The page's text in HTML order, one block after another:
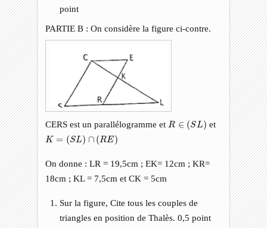
point
PARTIE B : On considère la figure ci-contre.
CERS est un parallélogramme et R ∈ (SL)
R∈( S L ) et
K = (SL) ∩ (RE)
K= L)∩ ( RE)
On donne : LR = 19,5cm ; EK= 12cm ; KR=
18cm ; KL = 7,5cm et CK = 5cm
Sur la figure, Cite tous les couples de
triangles en position de Thalès. 0,5 point